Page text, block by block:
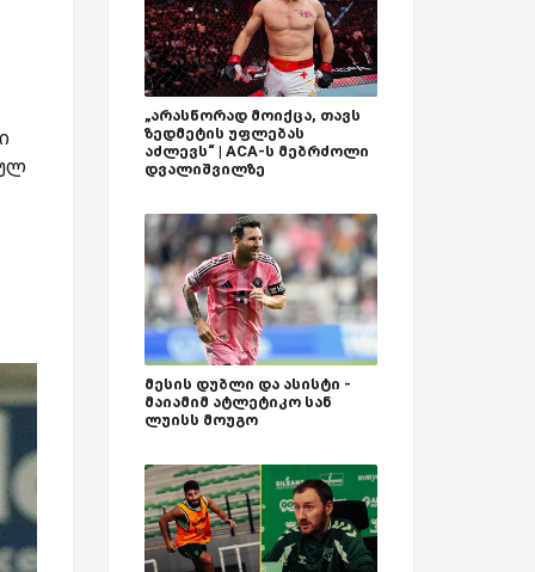
„არასწორად მოიქცა, თავს
ზედმეტის უფლებას
აძლევს“ | ACA-ს მებრძოლი
დვალიშვილზე
მესის დუბლი და ასისტი -
მაიამიმ ატლეტიკო სან
ლუისს მოუგო